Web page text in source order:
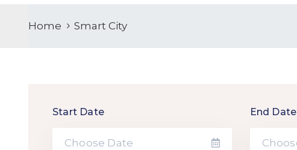
Home Smart City
Start Date End Date